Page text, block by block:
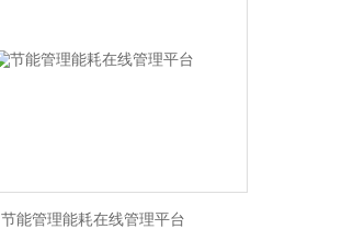
节能管理能耗在线管理平台